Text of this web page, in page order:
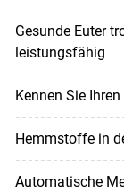
Gesunde Euter
leistungsfähig
Kennen Sie
Hemmstoffe in
Automatische